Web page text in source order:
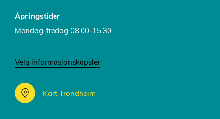
Åpningstider
Mandag-fredag 08.00-15.30
Velg informasjonskapsler
Kart Trondheim